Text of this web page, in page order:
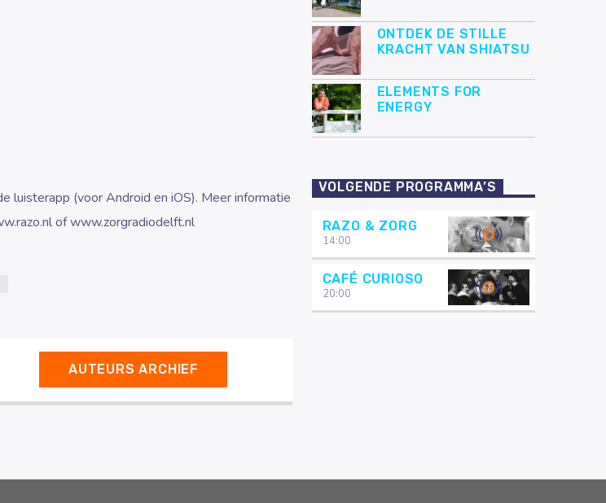
luisterapp (voor Android en iOS). Meer informatie
of www.zorgradiodelft.nl
AUTEURS ARCHIEF
ONTDEK DE STILLE
KRACHT VAN SHIATSU
ELEMENTS FOR
ENERGY
VOLGENDE PROGRAMMA’S
RAZO & ZORG
14:00
CAFÉ CURIOSO
20:00